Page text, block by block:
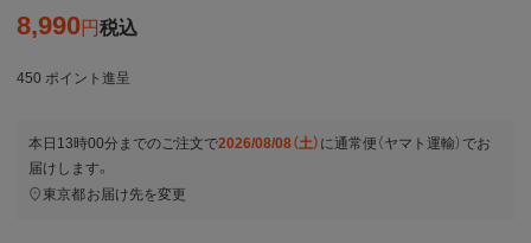
8,990 税込
450 ポイント進呈
本日 13時00分 までのご注文で2026/08/08（土） に通常便（ヤマト運輸） でお
届けします。
東京都お届け先を変更